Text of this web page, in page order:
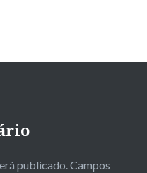
publicado.Campos